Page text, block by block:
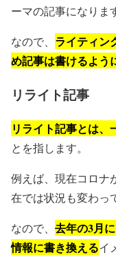
ーマの記事になりま
なので、 ライティン
め記事は書けるよう
リライト記事
リライト記事とは
とを指します。
例えば、現在コロナ
在では状況も変わっ
なので、 去年の3月
情報に書き換えるイ